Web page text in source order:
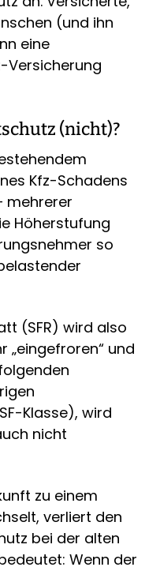
(und ihn
eine
Versicherung
(nicht)?
Kfz-Schadens
mehrerer
Höherstufung
so
(SFR) wird also
„eingefroren“ und
Klasse), wird
nicht
zu einem
verliert den
bei der alten
Wenn der